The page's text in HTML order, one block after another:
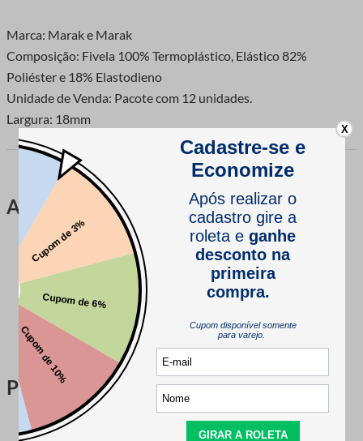
Marca: Marak e Marak
Composição: Fivela 100% Termoplástico, Elástico 82%
Poliéster e 18% Elastodieno
Unidade de Venda: Pacote com 12 unidades.
Largura: 18mm
Avaliações
Este produto ainda não tem avaliações
SEJA O PRIMEIRO A AVALIAR
Perguntas & respostas
Este produto ainda não tem perguntas
X